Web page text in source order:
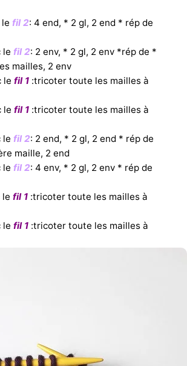
le fil 2: 4 end, * 2 gl, 2 end * rép de
le fil 2: 2 env, * 2 gl, 2 env *rép de *
mailles, 2 env
le fil 1 :tricoter toute les mailles à
le fil 1 :tricoter toute les mailles à
le fil 2: 2 end, * 2 gl, 2 end * rép de
maille, 2 end
le fil 2: 4 env, * 2 gl, 2 env * rép de
le fil 1 :tricoter toute les mailles à
le fil 1 :tricoter toute les mailles à